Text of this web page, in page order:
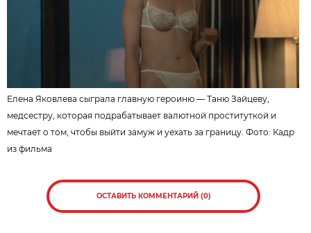
Елена Яковлева сыграла главную героиню — Таню Зайцеву,
медсестру, которая подрабатывает валютной проституткой и
мечтает о том, чтобы выйти замуж и уехать за границу. Фото: Кадр
из фильма
ОСТАВИТЬ КОММЕНТАРИЙ (0)